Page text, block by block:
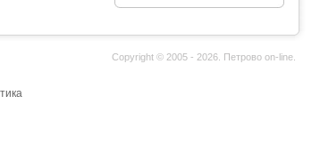
Copyright © 2005 - 2026. Петрово on-line.